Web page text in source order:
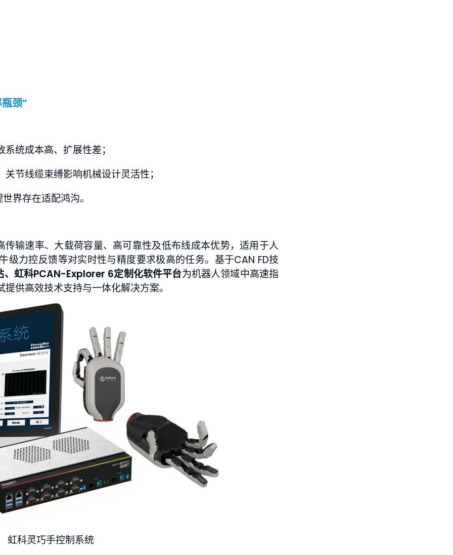
颈”
统成本高、扩展性差；
节线缆束缚影响机械设计灵活性；
界存在适配鸿沟。
传输速率、大载荷容量、高可靠性及低布线成本优势，适用于人
级力控反馈等对实时性与精度要求极高的任务。基于CAN FD技
、虹科PCAN-Explorer 6定制化软件平台为机器人领域中高速指
供高效技术支持与一体化解决方案。
虹科灵巧手控制系统